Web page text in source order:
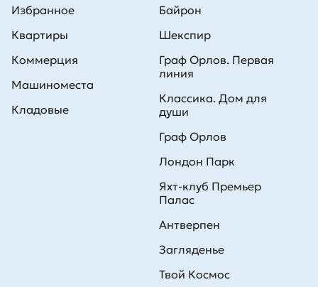
Избранное
Квартиры
Коммерция
Машиноместа
Кладовые
Байрон
Шекспир
Граф Орлов. Первая
линия
Классика. Дом для
души
Граф Орлов
Лондон Парк
Яхт-клуб Премьер
Палас
Антверпен
Загляденье
Твой Космос